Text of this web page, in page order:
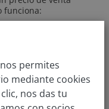
funciona:
unas fotos
entrega en la
directamente a este
datos, firmamos el
de todo el
permites
mediante cookies
nos das tu